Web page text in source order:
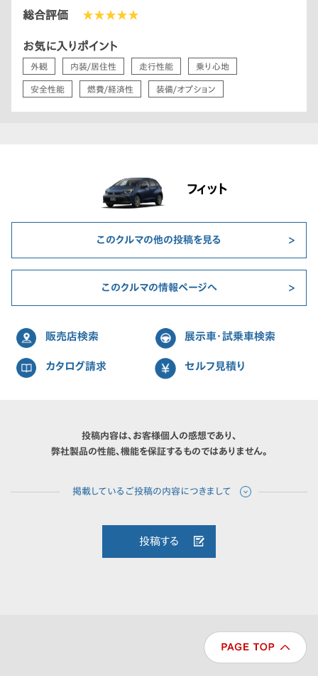
総合評価 ★★★★★
お気に入りポイント
外観 内装/居住性 走行性能 乗り心地
安全性能 燃費/経済性 装備/オプション
フィット
このクルマの他の投稿を見る
このクルマの情報ページへ
販売店検索 展示車・試乗車検索
カタログ請求 セルフ見積り
投稿内容は、お客様個人の感想であり、
弊社製品の性能、機能を保証するものではありません。
投稿する